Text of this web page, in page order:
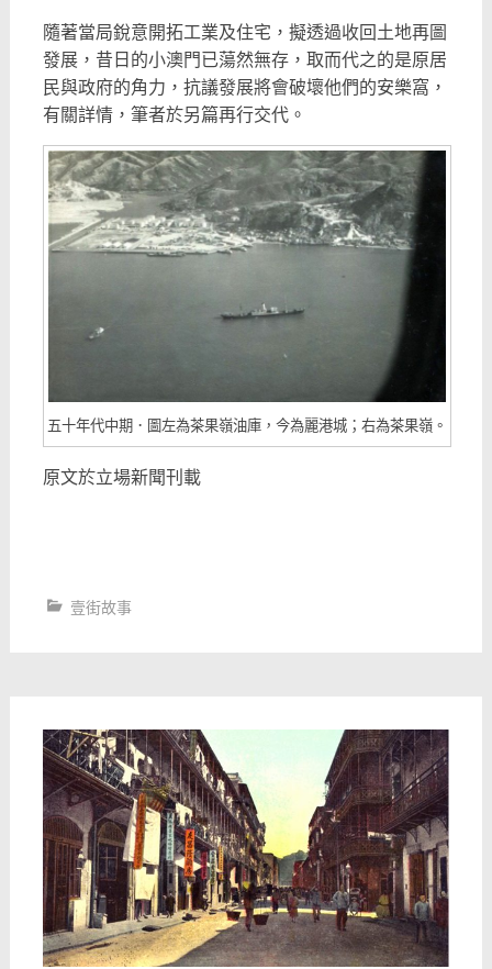
隨著當局銳意開拓工業及住宅，擬透過收回土地再圖
發展，昔日的小澳門已蕩然無存，取而代之的是原居
民與政府的角力，抗議發展將會破壞他們的安樂窩，
有關詳情，筆者於另篇再行交代。
五十年代中期．圖左為茶果嶺油庫，今為麗港城；右為茶果嶺。
原文於立場新聞刊載
壹街故事